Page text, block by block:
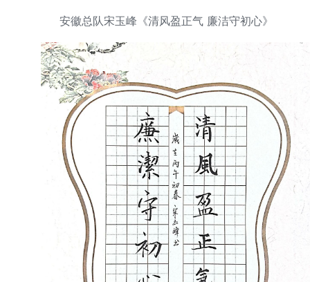
安徽总队宋玉峰《清风盈正气 廉洁守初心》